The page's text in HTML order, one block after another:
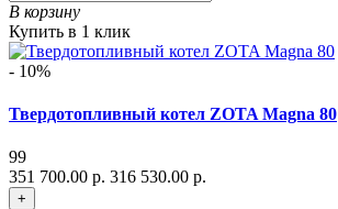
В корзину
Купить в 1 клик
- 10%
Твердотопливный котел ZOTA Magna 80
99
351 700.00 р. 316 530.00 р.
+